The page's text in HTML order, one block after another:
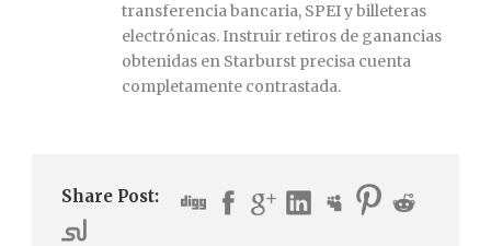
transferencia bancaria, SPEI y billeteras
electrónicas. Instruir retiros de ganancias
obtenidas en Starburst precisa cuenta
completamente contrastada.
Share Post: